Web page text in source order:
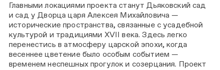
Главными локациями проекта станут Дьяковский сад
и сад у Дворца царя Алексея Михайловича —
исторические пространства, связанные с усадебной
культурой и традициями XVII века. Здесь легко
перенестись в атмосферу царской эпохи, когда
весеннее цветение было особым событием —
временем неспешных прогулок и созерцания. Проект